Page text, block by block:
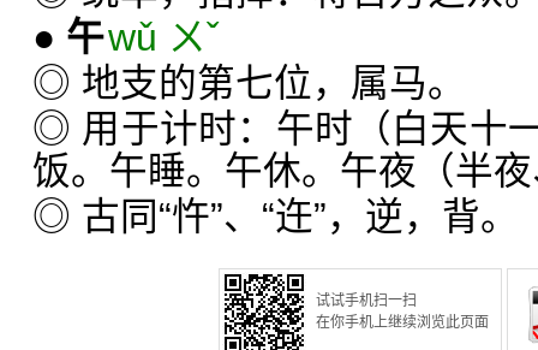
● 午wǔ ㄨˇ
◎ 地支的第七位，属马。
◎ 用于计时：午时（白天十
饭。午睡。午休。午夜（半
◎ 古同“忤”、“迕”，逆，背。
试试手机扫一扫
在你手机上继续浏览此页面